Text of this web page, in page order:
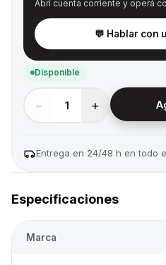
Abrí cuenta corriente y operá
💬 Hablar con
Disponible
− 1 +
Entrega en 24/48 h en todo
Especificaciones
Marca